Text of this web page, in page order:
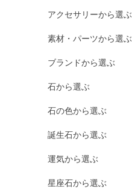
アクセサリーから選ぶ
素材・パーツから選ぶ
ブランドから選ぶ
石から選ぶ
石の色から選ぶ
誕生石から選ぶ
運気から選ぶ
星座石から選ぶ